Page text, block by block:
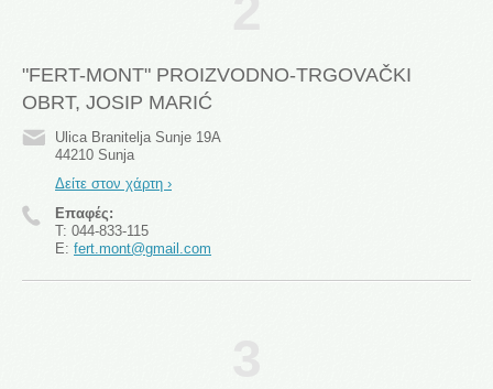
"FERT-MONT" PROIZVODNO-TRGOVAČKI
OBRT, JOSIP MARIĆ
Ulica Branitelja Sunje 19A
44210 Sunja
Δείτε στον χάρτη ›
Επαφές:
T: 044-833-115
E: fert.mont@gmail.com